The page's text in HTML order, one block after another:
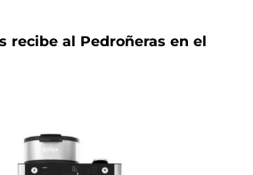
recibe al Pedroñeras en el